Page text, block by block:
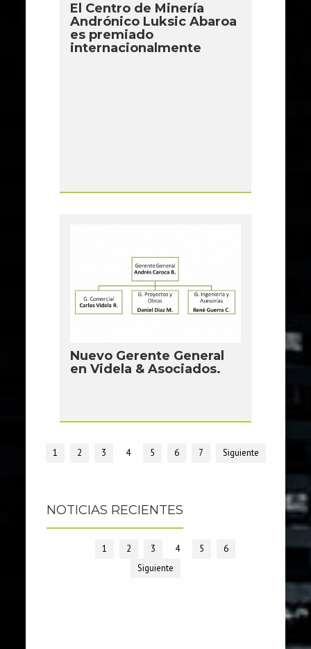
El Centro de Minería
Andrónico Luksic Abaroa
es premiado
internacionalmente
Nuevo Gerente General
en Videla & Asociados.
1 2 3 4 5 6 7 Siguiente
NOTICIAS RECIENTES
1 2 3 4 5
6
Siguiente